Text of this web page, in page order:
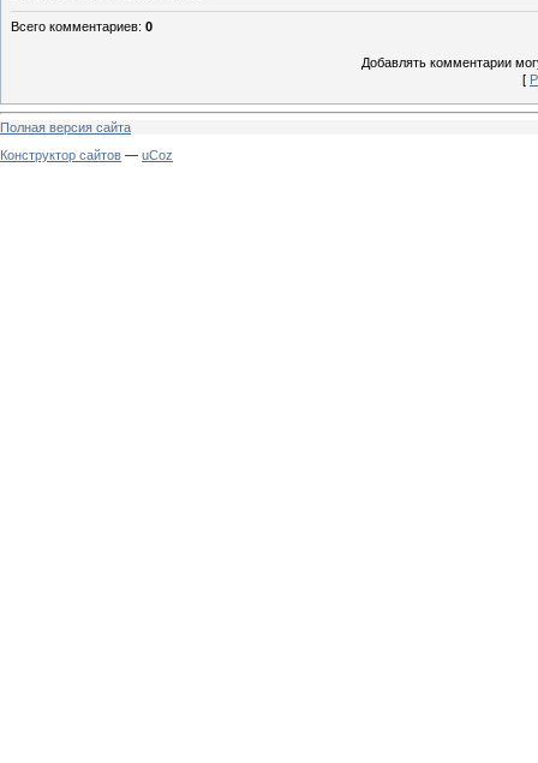
Всего комментариев: 0
Добавлять комментарии
[
Полная версия сайта
Конструктор сайтов — uCoz